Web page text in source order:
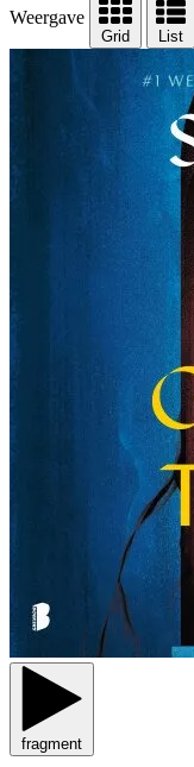
Weergave
Grid List
fragment